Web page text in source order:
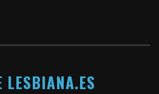
LESBIANA.ES